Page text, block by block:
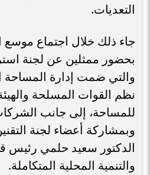
التعديات.
جاء ذلك خلال اجتماع موسع
بحضور ممثلين عن لجنة
والتي ضمت إدارة المساحة
نظم القوات المسلحة
للمساحة، إلى جانب الشركات
وبمشاركة أعضاء لجنة
الدكتور سعيد حلمي رئيس
والتنمية المحلية المتكاملة.